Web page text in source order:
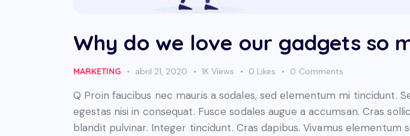
Why do we love our gadgets so
MARKETING abril 21, 2020 1K Views 0 Likes 0 Comments
Q Proin faucibus nec mauris a sodales, sed elementum mi tincidunt.
egestas nisi in consequat. Fusce sodales augue a accumsan. Cras
blandit pulvinar. Integer tincidunt. Cras dapibus. Vivamus elementum